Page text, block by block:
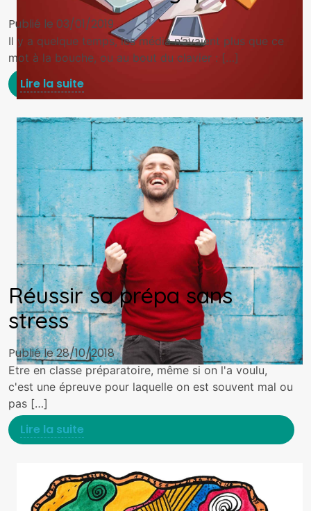
Publié le 03/01/2019
Il y a quelque temps, les média n’avaient plus que ce
mot à la bouche, ou au bout du clavier : […]
Lire la suite
Réussir sa prépa sans
stress
Publié le 28/10/2018
Etre en classe préparatoire, même si on l'a voulu,
c'est une épreuve pour laquelle on est souvent mal ou
pas […]
Lire la suite